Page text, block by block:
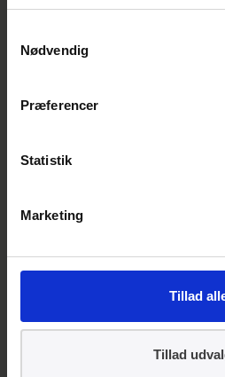
Nødvendig
Præferencer
Statistik
Marketing
Tillad
Tillad
identification and data
forbrugerorganisationer
fremtiden